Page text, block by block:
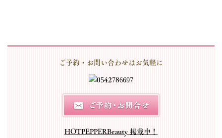
ご予約・お問い合わせはお気軽に
HOTPEPPERBeauty 掲載中！